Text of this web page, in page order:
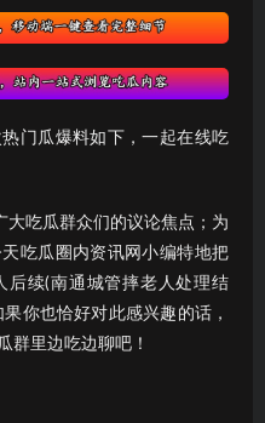
门瓜爆料如下，一起在线吃
大吃瓜群众们的议论焦点；为
吃瓜圈内资讯网小编特地把
后续(南通城管摔老人处理结
你也恰好对此感兴趣的话，
群里边吃边聊吧！